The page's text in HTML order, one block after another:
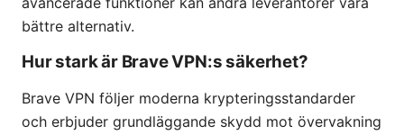
bättre alternativ.
Hur stark är Brave VPN:s säkerhet?
Brave VPN följer moderna krypteringsstandarder
och erbjuder grundläggande skydd mot övervakning